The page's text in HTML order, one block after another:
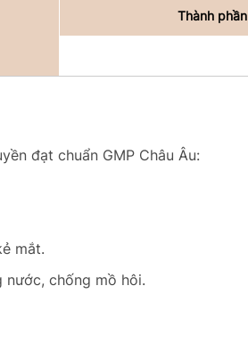
Thành phần
đạt chuẩn GMP Châu Âu:
mắt.
nước, chống mồ hôi.